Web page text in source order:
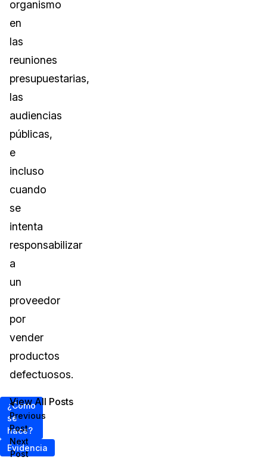
organismo
en
las
reuniones
presupuestarias,
las
audiencias
públicas,
e
incluso
cuando
se
intenta
responsabilizar
a
un
proveedor
por
vender
productos
defectuosos.
¿Cómo
se
hace?
Evidencia
<
Previous
Post
Next
Post
View All Posts